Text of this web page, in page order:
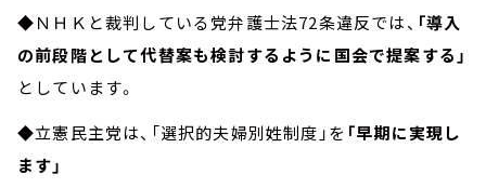
◆ＮＨＫと裁判している党弁護士法72条違反では、 「導入
の前段階として代替案も検討するように国会で提案する」
としています。
◆立憲民主党は、「選択的夫婦別姓制度」を 「早期に実現し
ます」